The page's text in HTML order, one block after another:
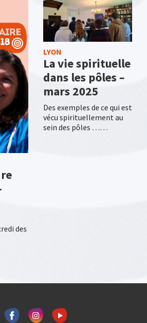
des
LYON
La vie spirituelle
dans les pôles –
mars 2025
Des exemples de ce qui est
vécu spirituellement au
sein des pôles ……